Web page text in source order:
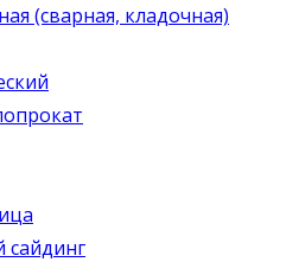
(сварная, кладочная)
сайдинг